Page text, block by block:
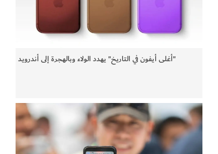
"أغلى أيفون في التاريخ" يهدد الولاء وبالهجرة إلى أندرويد